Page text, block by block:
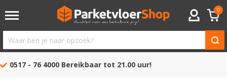
ACCOUNT
0
Waar
ben0517 - 76 4000 Bereikbaar tot 21.00 uur!